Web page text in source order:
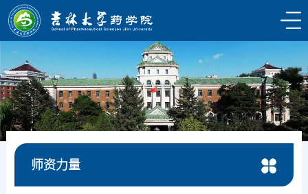
师资力量